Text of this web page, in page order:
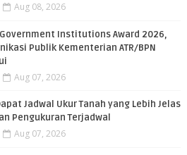
Aug 08, 2026
Institutions Award 2026,
Publik Kementerian ATR/BPN
Aug 07, 2026
Jadwal Ukur Tanah yang Lebih Jelas
Pengukuran Terjadwal
Aug 07, 2026